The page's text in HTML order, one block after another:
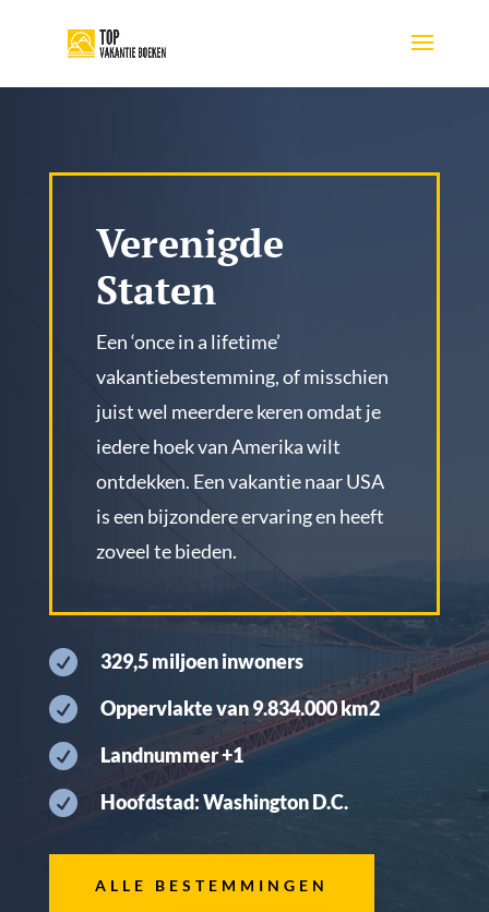
Verenigde
Staten
Een ‘once in a lifetime’
vakantiebestemming, of misschien
juist wel meerdere keren omdat je
iedere hoek van Amerika wilt
ontdekken. Een vakantie naar USA
is een bijzondere ervaring en heeft
zoveel te bieden.
 329,5 miljoen inwoners
 Oppervlakte van 9.834.000 km2
 Landnummer +1
 Hoofdstad: Washington D.C.
ALLE BESTEMMINGEN